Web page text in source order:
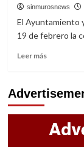
MIL
“BIKERS”
A
MOTO
sinmurosnews
El Ayuntamiento
19 de febrero la
Leer másRead
LANZAN
CABILDO
INFANTIL
2018